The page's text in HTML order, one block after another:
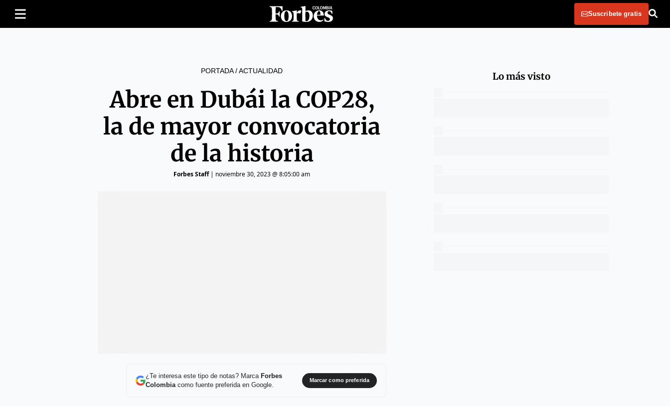
Suscribete gratis
PORTADA/ACTUALIDAD
Abre en Dubái la COP28,
la de mayor convocatoria
de la historia
Forbes Staff| noviembre 30, 2023 @ 8:05:00 am
¿Te interesa este tipo de notas? Marca Forbes
Colombiacomo fuente preferida en Google.
Marcar como preferida
Lo más visto